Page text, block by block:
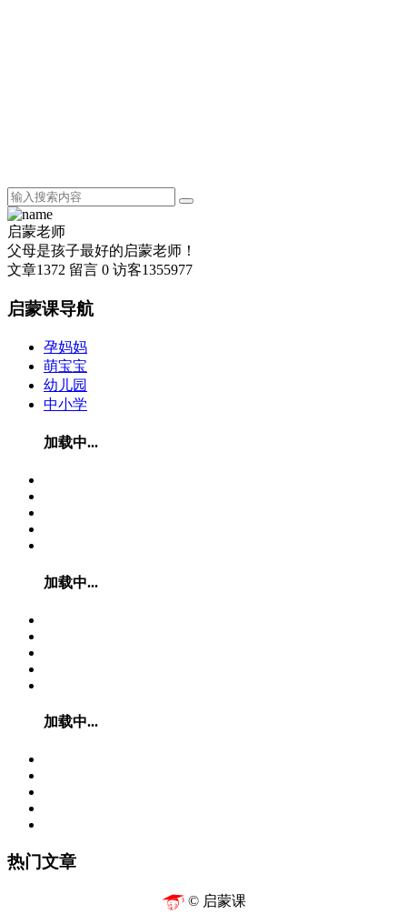
启蒙老师
父母是孩子最好的启蒙老师！
文章1372 留言 0 访客1355977
启蒙课导航
孕妈妈
萌宝宝
幼儿园
中小学
加载中...
加载中...
加载中...
热门文章
© 启蒙课